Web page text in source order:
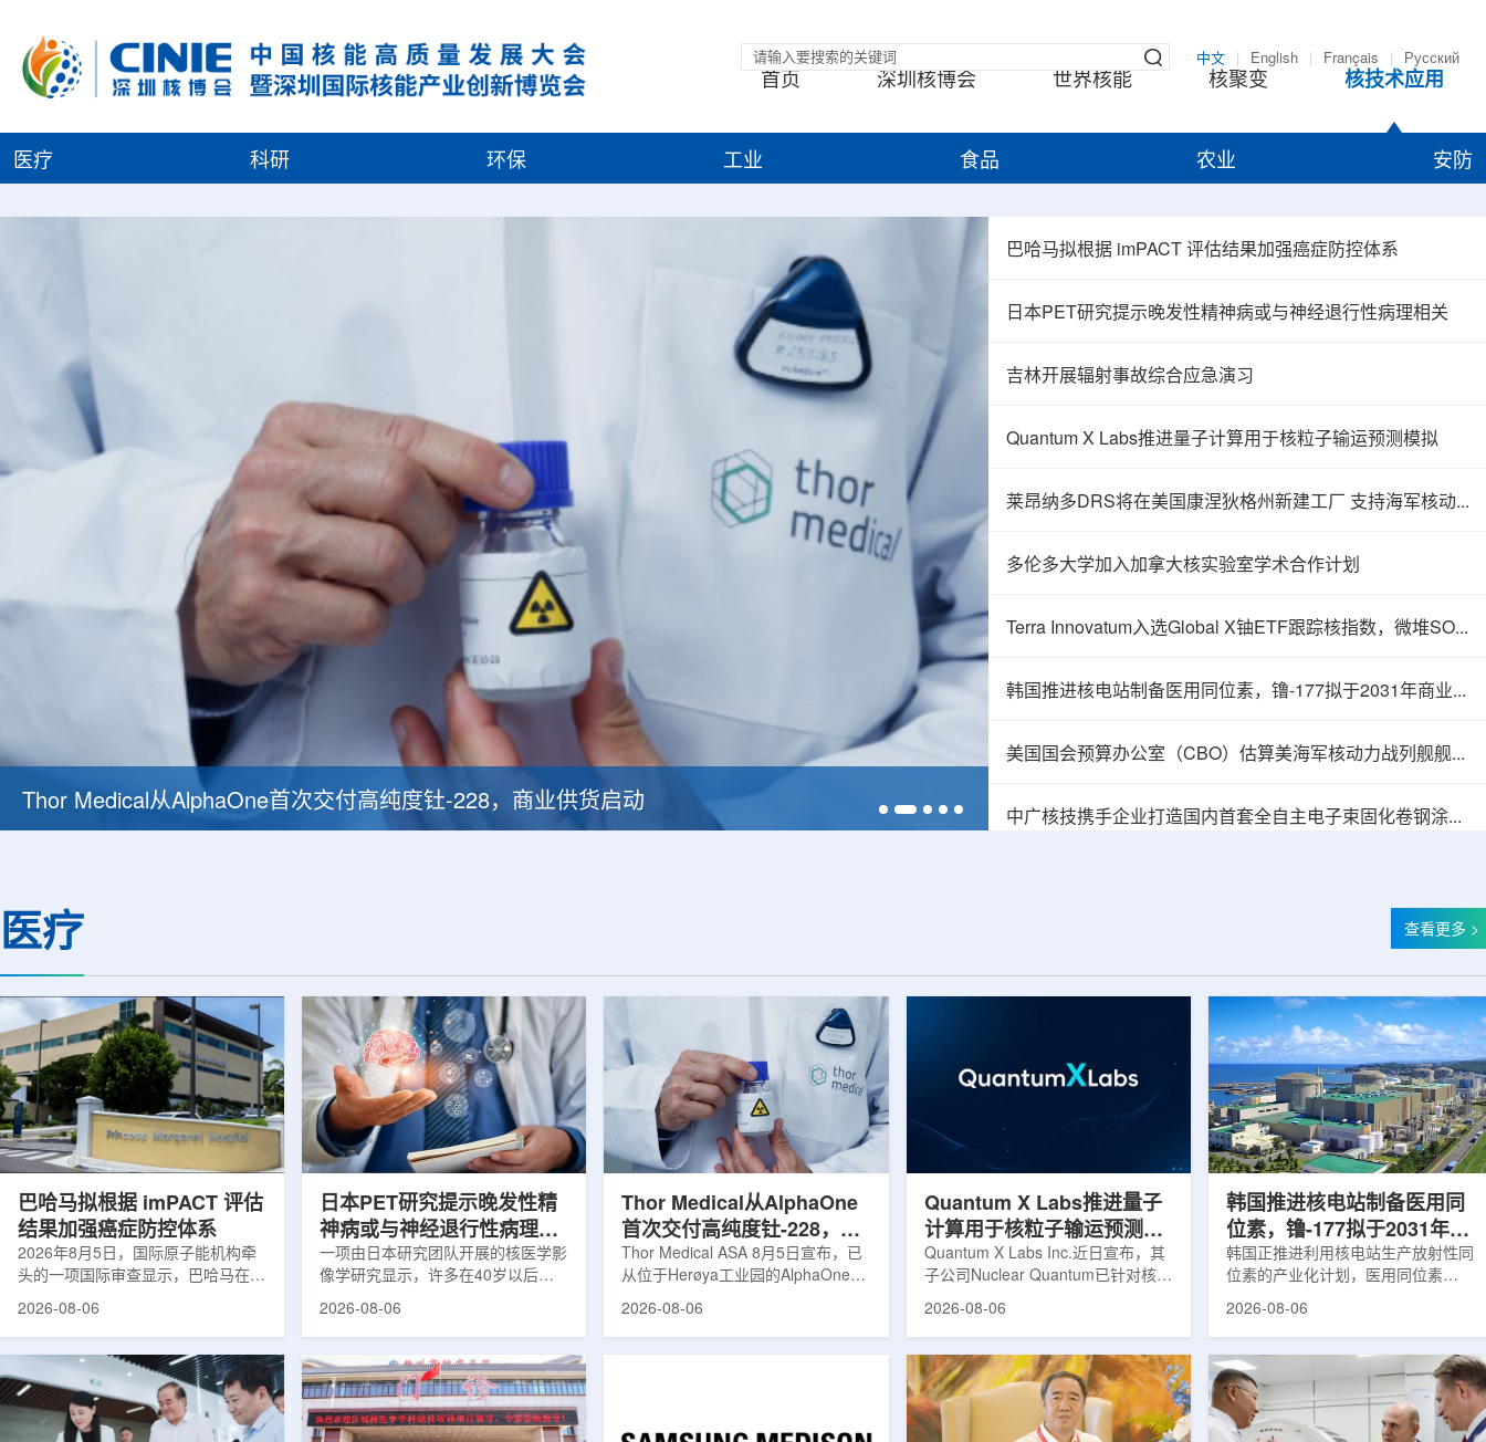
中文 English Français Русский
首页 深圳核博会 世界核能 核聚变 核技术应用
医疗 科研 环保 工业 食品 农业 安防
Thor Medical从AlphaOne首次交付高纯度钍-228，商业供货启动
巴哈马拟根据 imPACT 评估结果加强癌症防控体系
日本PET研究提示晚发性精神病或与神经退行性病理相关
吉林开展辐射事故综合应急演习
Quantum X Labs推进量子计算用于核粒子输运预测模拟
莱昂纳多DRS将在美国康涅狄格州新建工厂 支持海军核动力推进相关业务增长
多伦多大学加入加拿大核实验室学术合作计划
Terra Innovatum入选Global X铀ETF跟踪核指数，微堆SOLO™获被动资金曝光
韩国推进核电站制备医用同位素，镥-177拟于2031年商业化生产
美国国会预算办公室（CBO）估算美海军核动力战列舰舰队总成本2750亿美元
中广核技携手企业打造国内首套全自主电子束固化卷钢涂装产业链
医疗 查看更多 >
巴哈马拟根据 imPACT 评估
结果加强癌症防控体系
2026年8月5日，国际原子能机构牵
头的一项国际审查显示，巴哈马在加
强癌症治疗服务方面具备进一步提升
治疗效果提出了路线图。巴哈马拿骚
玛格丽特公主医院(图片：Pelow
Media/Adobe Stock)这项 imPACT
评估由国际原子能机构、世界卫生组
2026-08-06
日本PET研究提示晚发性精
神病或与神经退行性病理相
关
一项由日本研究团队开展的核医学影
像学研究显示，许多在40岁以后首
次出现幻觉、妄想等精神病性症状的
常沉积。研究纳入37名晚发性精神
病患者和47名年龄匹配的健康对照
者。研究人员采用淀粉样蛋白PET示
踪剂^11C-PiB，以及tau蛋白PET示
2026-08-06
Thor Medical从AlphaOne
首次交付高纯度钍-228，商
业供货启动
Thor Medical ASA 8月5日宣布，已
从位于Herøya工业园的AlphaOne生
产设施完成首批高纯度钍-228(Th-
工业规模制造的开始，首批客户交付
2026-08-06
Quantum X Labs推进量子
计算用于核粒子输运预测模
拟
Quantum X Labs Inc.近日宣布，其
子公司Nuclear Quantum已针对核工
业计算模拟中的一项瓶颈提出新方
算密集型场景。据介绍，传统粒子输
运模拟在核医学系统设计中具有重要
作用，但往往需要大量计算资源，并
伴随较长运行时间，影响研发和优化
2026-08-06
韩国推进核电站制备医用同
位素，镥-177拟于2031年商
业化生产
韩国正推进利用核电站生产放射性同
位素的产业化计划，医用同位素
镥-177(Lu-177)被列为首个商业化目
产，后续还可能将产品范围扩大至
钴-60、氚-3和氦-3等同位素。Lu-
177是当前全球放射性药物市场中应
用较广的治疗性放射性同位素，可用
2026-08-06